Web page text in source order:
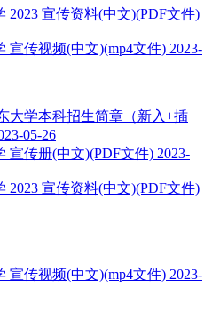
2023 宣传资料(中文)(PDF文件)
宣传视频(中文)(mp4文件) 2023-
大学本科招生简章（新入+插
05-26
宣传册(中文)(PDF文件) 2023-
2023 宣传资料(中文)(PDF文件)
宣传视频(中文)(mp4文件) 2023-